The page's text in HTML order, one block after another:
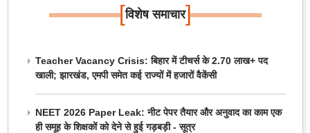
[विशेष समाचार]
Teacher Vacancy Crisis: बिहार में टीचर्स के 2.70 लाख+ पद
खाली; झारखंड, एमपी समेत कई राज्यों में हजारों वैकेंसी
NEET 2026 Paper Leak: नीट पेपर तैयार और अनुवाद का काम एक
ही समूह के शिक्षकों को देने से हुई गड़बड़ी - सूत्र